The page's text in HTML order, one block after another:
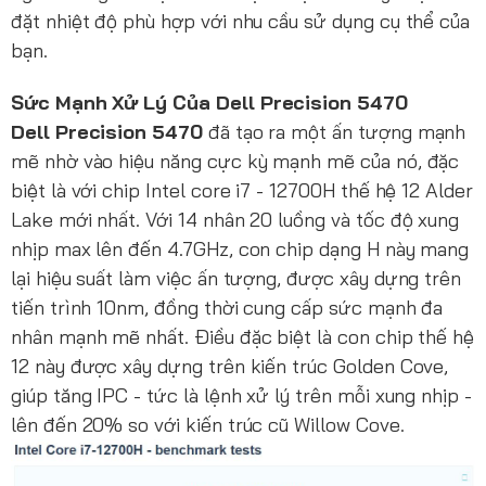
đặt nhiệt độ phù hợp với nhu cầu sử dụng cụ thể của
bạn.
Sức Mạnh Xử Lý Của Dell Precision 5470
Dell Precision 5470đã tạo ra một ấn tượng mạnh
mẽ nhờ vào hiệu năng cực kỳ mạnh mẽ của nó, đặc
biệt là với chip Intel core i7 - 12700H thế hệ 12 Alder
Lake mới nhất. Với 14 nhân 20 luồng và tốc độ xung
nhịp max lên đến 4.7GHz, con chip dạng H này mang
lại hiệu suất làm việc ấn tượng, được xây dựng trên
tiến trình 10nm, đồng thời cung cấp sức mạnh đa
nhân mạnh mẽ nhất. Điều đặc biệt là con chip thế hệ
12 này được xây dựng trên kiến trúc Golden Cove,
giúp tăng IPC - tức là lệnh xử lý trên mỗi xung nhịp -
lên đến 20% so với kiến trúc cũ Willow Cove.